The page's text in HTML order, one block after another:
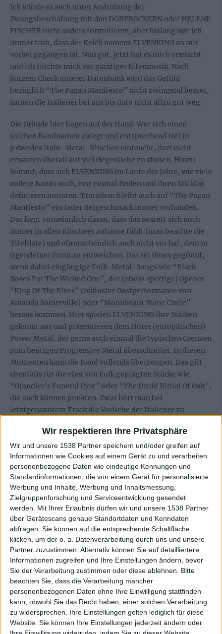
Wir respektieren Ihre Privatsphäre
Wir und unsere 1538 Partner speichern und/oder greifen auf
Informationen wie Cookies auf einem Gerät zu und verarbeiten
personenbezogene Daten wie eindeutige Kennungen und
Standardinformationen, die von einem Gerät für personalisierte
Werbung und Inhalte, Werbung und Inhaltsmessung,
Zielgruppenforschung und Serviceentwicklung gesendet
werden.
Mit Ihrer Erlaubnis dürfen wir und unsere 1538 Partner
über Gerätescans genaue Standortdaten und Kenndaten
abfragen. Sie können auf die entsprechende Schaltfläche
klicken, um der o. a. Datenverarbeitung durch uns und unsere
Partner zuzustimmen. Alternativ können Sie auf detailliertere
Informationen zugreifen und Ihre Einstellungen ändern, bevor
Sie der Verarbeitung zustimmen oder diese ablehnen.
Bitte
beachten Sie, dass die Verarbeitung mancher
personenbezogenen Daten ohne Ihre Einwilligung stattfinden
kann, obwohl Sie das Recht haben, einer solchen Verarbeitung
zu widersprechen. Ihre Einstellungen gelten lediglich für diese
Website. Sie können Ihre Einstellungen jederzeit ändern oder
Ich würde es auch unter Androhung der
Zwangsbeschallung mit den DORFROCKERN oder HELENE
FISCHER nicht anders formulieren, aber bislang war ich
immer froh, dass der Kelch namens ELVENKING an mir
vorbei gegangen ist. Nun gut, jetzt hat es mich erwischt
und ich fürchte mich vor garstiger Elfenmusik. Nach
kurzem Check unserer Datenbank wird das Gefühl
bezüglich “The Pagan Manifesto” nicht zwingend besser,
kamen die Italiener bei uns bis dato nicht allzu gut weg.
Die Gründe hier liegen auf der Hand. Wer sich einen
solchen Bandnamen zulegt und entsprechend tief in
jedwedes Italo-Metal-Klischee eintaucht, darf nicht
erwarten überall auf viel Gegenliebe zu stoßen. Hinzu
kommt, dass sich ELVENKING im Laufe der Jahre, wie viele
andere Bands auch, erst einmal finden und ihren Stil klar
definieren mussten. Trotzdem bleibt auch auf “The Pagan
Manifesto” ein fader Beigeschmack immer vorhanden.
Das liegt vornehmlich daran, dass das Sextett sich noch
immer in allen Klischees zuhause fühlt (man beachte die
Titelliste) und ohrenscheinlich auch nicht vor hat, dem in
irgendeiner Form zu entweichen. Das sei ihnen gegönnt,
wenn dabei eingängige Folk-Metal-Songs wie “Black
Roses For The Wicked One”, der (etwas sperrige) Opener
“King Of The Elves” (inklusive Gastperformance von
Amanda Somerville) oder “Moonbeam Stone Circle”
heraus kommen. Hier spielen ELVENKING ihre Stärken
gekonnt aus und präsentieren dem Hörer (europäischen)
Power Metal, der gerne auch einmal die typischen Grenzen
zum heutigen Progressive Metal überschreitet. In diesen
Momenten kann die Band vollends überzeugen. Das gilt
ebenfalls für die eher von Folk geprägten Stücke wie
“Grandier’s Funeral Pyre” oder “The Druid Ritual Of Oak”,
die auch können punkten. Zwar hört man bei
letztgenanntem Track die Vorliebe der Italiener zu
übergehen wir an der Stelle), aber es gibt bei Leibe
unoriginellere Bands von denen man sich inspirieren
lassen könnte.
Wie dem auch sei. ELVENKING verlassen ihre gewohnten
Wege nicht, haben sich kompositorisch wie spieltechnisch
aber enorm gesteigert. Die Folkelemente wirken nicht
mehr wie Fremdkörper innerhalb der Kompositionen und
auch Sänger Damna hat gesanglich zugelegt, so dass man
der Band durchaus attestieren kann mit “The Pagan
Manifesto” ihr bislang reifstes Werk (abzüglich der
Schönheitsfehler) vorgelegt haben. Warum nun doch keine
hohe Wertung unter dem Review steht ergibt sich aus der
Tatsache, dass ELVENKING ihre Kompositionen, wie oben
erwähnt, noch immer mit zu viel Pathos und/oder Kitsch
beladen und die Songs deshalb teilweise zu überladen
wirken. Hinzu kommt, dass trotz der teilweise